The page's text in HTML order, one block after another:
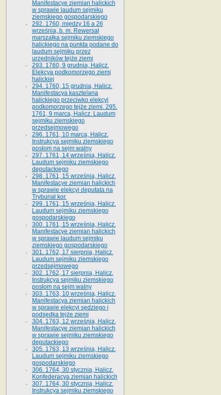
Manifestacye ziemian halickich
w sprawie laudum sejmiku
ziemskiego gospodarskiego
292. 1760, między 16 a 26
września, b. m. Rewersał
marszałka sejmiku ziemskiego
halickiego na punkta podane do
laudum sejmiku przez
urzędników tejże ziemi
293. 1760, 9 grudnia, Halicz.
Elekcya podkomorzego ziemi
halickiej
294. 1760, 15 grudnia, Halicz.
Manifestacya kasztelana
halickiego przeciwko elekcyi
podkomorzego tejże ziemi. 295.
1761, 9 marca, Halicz. Laudum
sejmiku ziemskiego
przedsejmowego
296. 1761, 10 marca, Halicz.
Instrukcya sejmiku ziemskiego
posłom na sejm walny
297. 1761, 14 września, Halicz.
Laudum sejmiku ziemskiego
deputackiego
298. 1761, 15 września, Halicz.
Manifestacye ziemian halickich
w sprawie elekcyi deputata na
Trybunał kor.
299. 1761, 15 września, Halicz.
Laudum sejmiku ziemskiego
gospodarskiego
300. 1761, 15 września, Halicz.
Manifestacye ziemian halickich
w sprawie laudum sejmiku
ziemskiego gospodarskiego
301. 1762, 17 sierpnia, Halicz.
Laudum sejmiku ziemskiego
przedsejmowego
302. 1762, 17 sierpnia, Halicz.
Instrukcya sejmiku ziemskiego
posłom na sejm walny
303. 1763, 10 września, Halicz.
Manifestacya ziemian halickich
w sprawie elekcyi sędziego i
podsędka tejże ziemi
304. 1763, 12 września, Halicz.
Manifestacye ziemian halickich
w sprawie sejmiku ziemskiego
deputackiego
305. 1763, 13 września, Halicz.
Laudum sejmiku ziemskiego
gospodarskiego
306. 1764, 30 stycznia, Halicz.
Konfederacya ziemian halickich
307. 1764, 30 stycznia, Halicz.
Instrukcya sejmiku ziemskiego